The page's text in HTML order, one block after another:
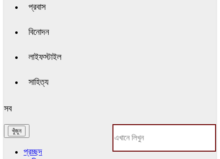
প্রবাস
বিনোদন
লাইফস্টাইল
সাহিত্য
সব
প্রচ্ছদ